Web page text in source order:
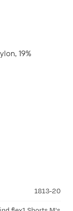
19%
1813-20